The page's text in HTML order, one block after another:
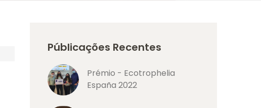
Públicações Recentes
Prémio - Ecotrophelia
España 2022